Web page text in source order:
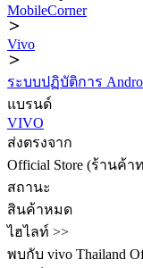
MobileCorner
Vivo
ระบบปฏิบัติการ
แบรนด์
VIVO
ส่งตรงจาก
Official Store (ร้านค้า
สถานะ
สินค้าหมด
ไฮไลท์ >>
พบกับ vivo Thailand